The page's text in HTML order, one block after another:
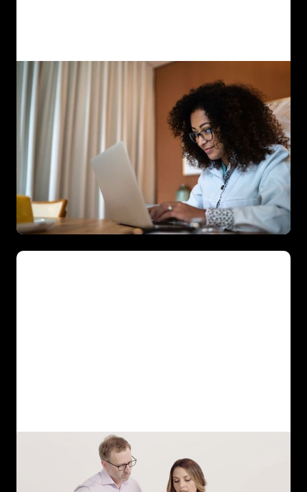
Butterfly Academy
Una biblioteca de cursos que pueden ser
asignados y seguidos por los
administradores o completados por los
profesionales sanitarios a su propio ritmo.
Más información
Formación dentro de la aplicación
Cientos de vídeos educativos dirigidos por